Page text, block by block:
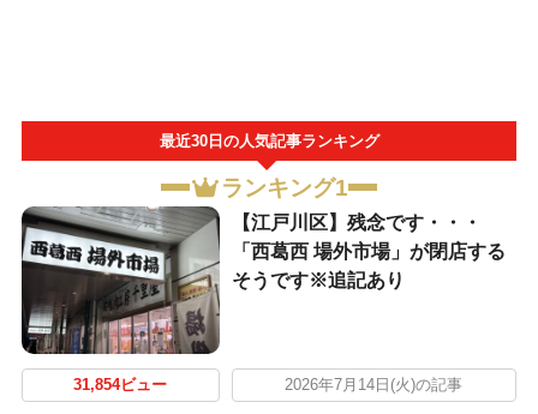
最近30日の人気記事ランキング
ランキング1
【江戸川区】残念です・・・
「西葛西 場外市場」が閉店する
そうです※追記あり
31,854ビュー 2026年7月14日(火)の記事